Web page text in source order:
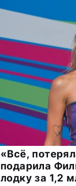
«Всё,
подарила
лодку за 1,2